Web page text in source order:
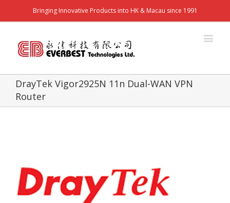
Bringing Innovative Products into HK & Macau since 1991
DrayTek Vigor2925N 11n Dual-WAN VPN
Router